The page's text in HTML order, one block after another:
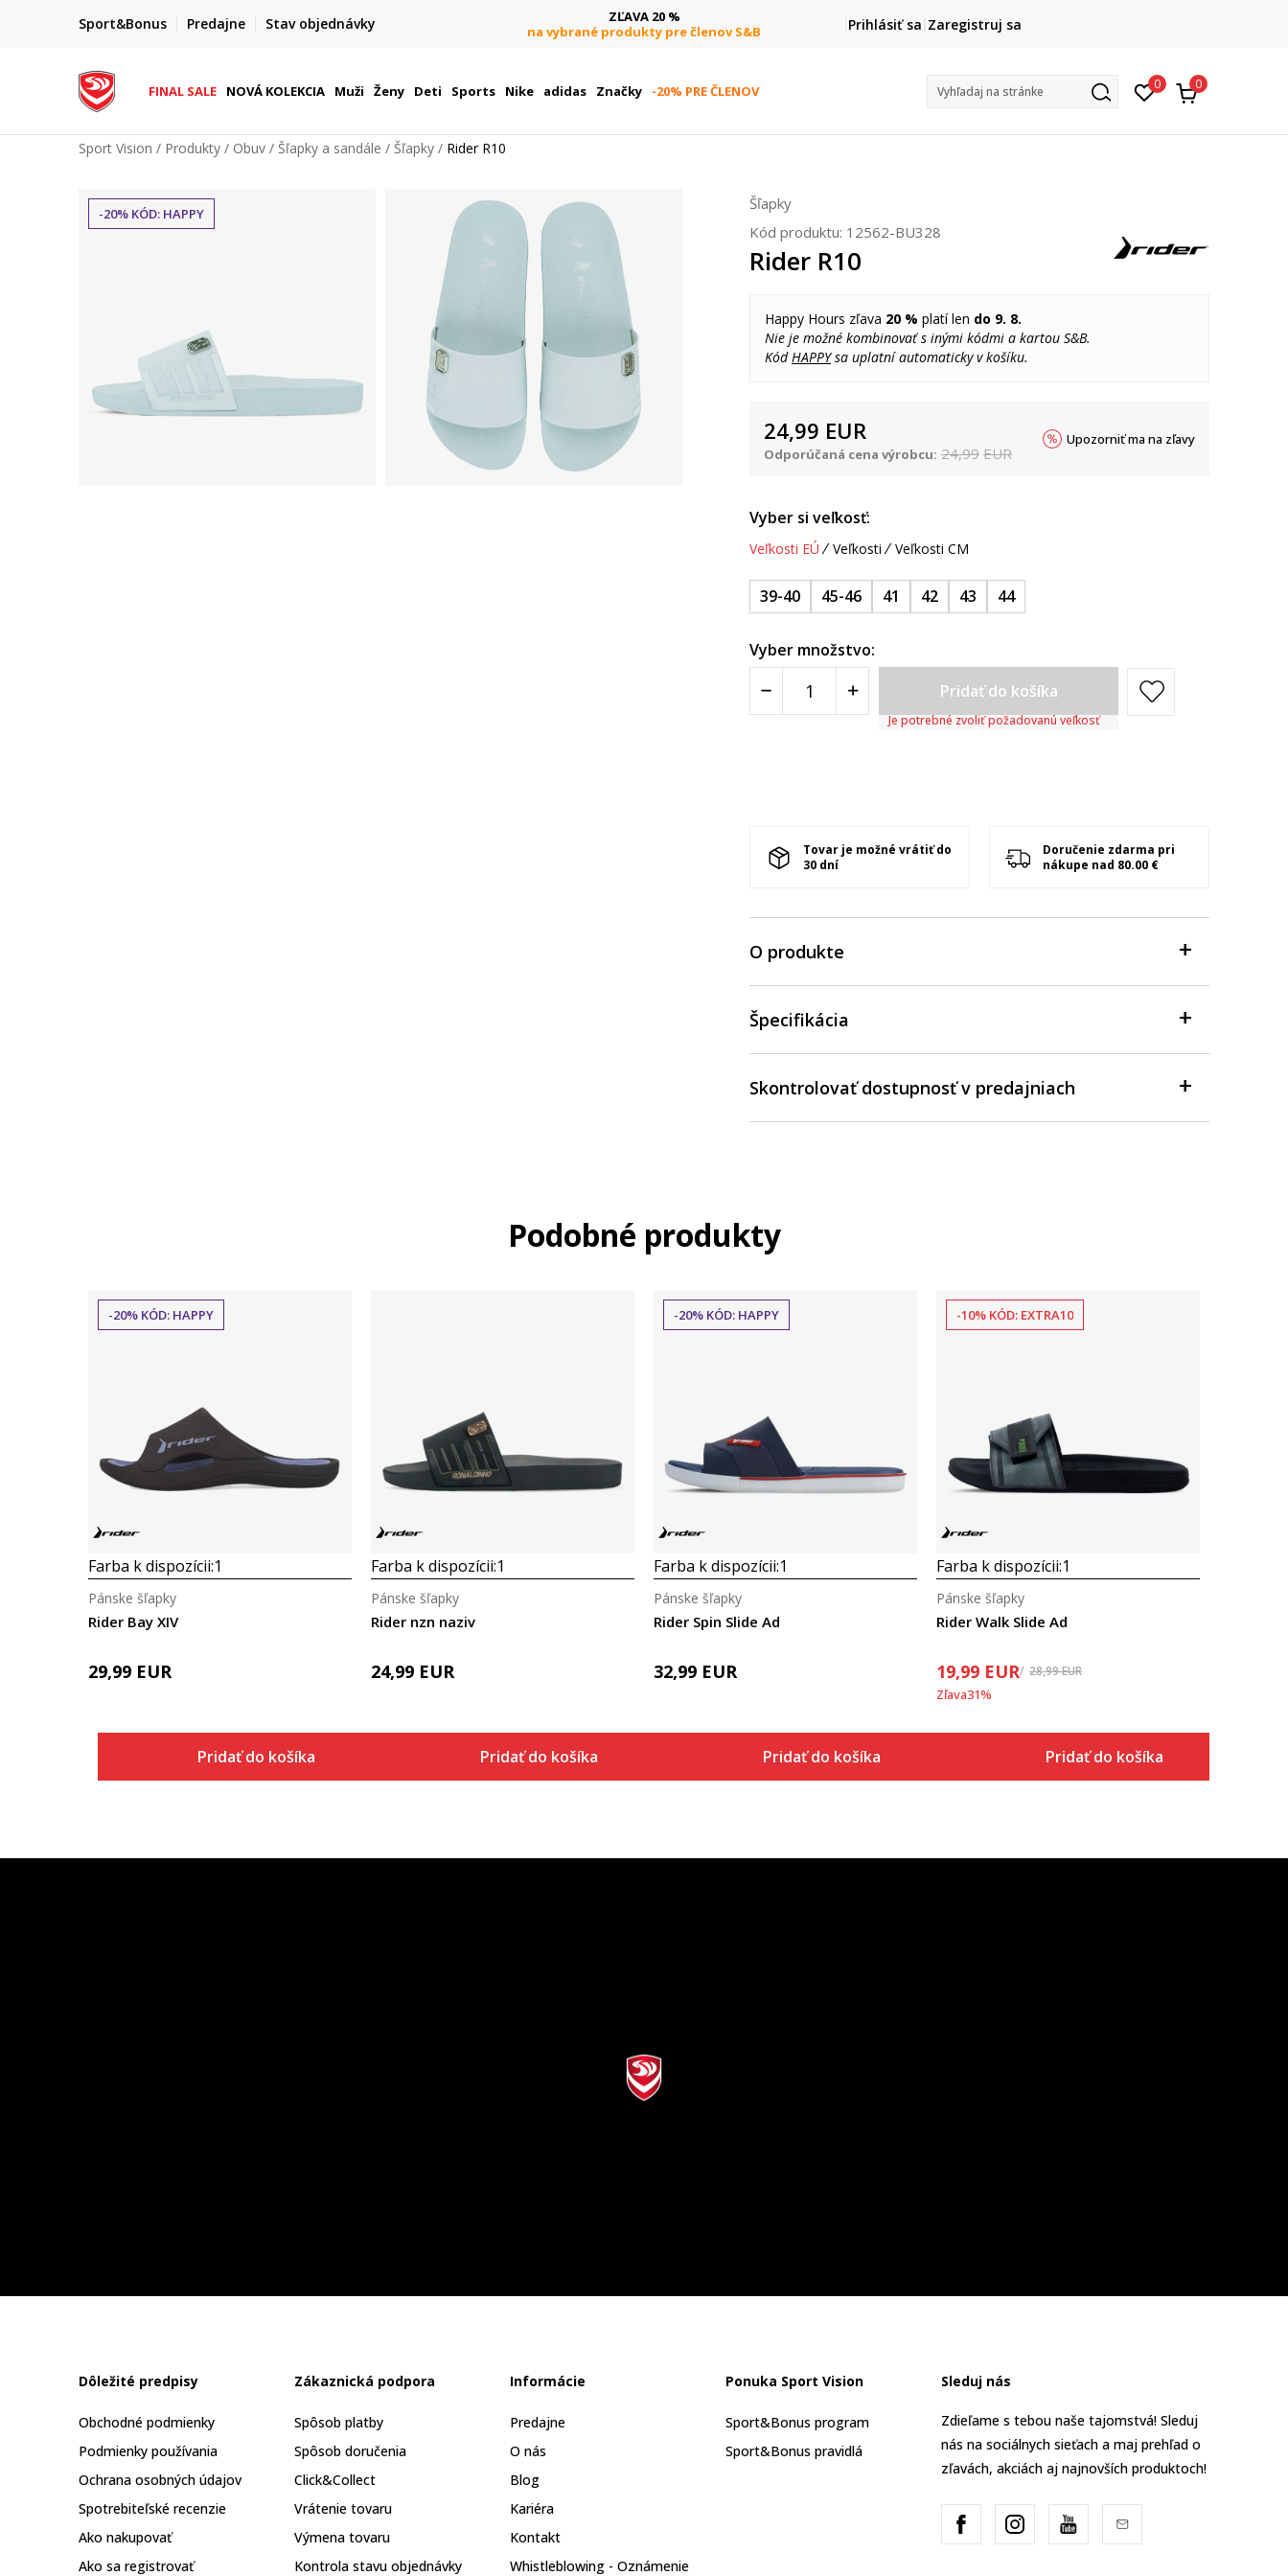
Sport&Bonus Predajne Stav objednávky
FINAL SALE AŽ -60 %
+ extra zľava 10 % len do 9. 8.
ZĽAVA 20 %
na vybrané produkty pre členov S&B
DOPRAVA ZADARMO
pri objednaní nad 80 € (neplatí pre Click&Collect)
Prihlásiť sa Zaregistruj sa
FINAL SALE NOVÁ KOLEKCIA Muži Ženy Deti Sports Nike adidas Značky -20% PRE ČLENOV Vyhľadaj na stránke 0 0
Sport Vision Produkty Obuv Šľapky a sandále Šľapky Rider R10
-20% KÓD: HAPPY
Šľapky
Kód produktu: 12562-BU328
Rider R10
Happy Hours zľava 20 % platí len do 9. 8.
Nie je možné kombinovať s inými kódmi a kartou S&B.
KódHAPPYsa uplatní automaticky v košíku.
24,99 EUR
Odporúčaná cena výrobcu: 24,99 EUR
Upozorniť ma na zľavy
Vyber si veľkosť:
Veľkosti EÚ Veľkosti Veľkosti CM
39-40 45-46 41 42 43 44
Vyber množstvo:
Pridať do košíka
Je potrebné zvoliť požadovanú veľkosť
Tovar je možné vrátiť do
30 dní
Doručenie zdarma pri
nákupe nad 80.00 €
O produkte
Špecifikácia
Skontrolovať dostupnosť v predajniach
Podobné produkty
-20% KÓD: HAPPY
Farba k dispozícii:1
Rider Bay XIV
Pánske šľapky
29,99 EUR
Pridať do košíka
Farba k dispozícii:1
Rider nzn naziv
Pánske šľapky
24,99 EUR
Pridať do košíka
-20% KÓD: HAPPY
Farba k dispozícii:1
Rider Spin Slide Ad
Pánske šľapky
32,99 EUR
Pridať do košíka
-10% KÓD: EXTRA10
Farba k dispozícii:1
Rider Walk Slide Ad
Pánske šľapky
19,99 EUR 28,99EUR
Zľava31%
Pridať do košíka
Dôležité predpisy
Obchodné podmienky
Podmienky používania
Ochrana osobných údajov
Spotrebiteľské recenzie
Ako nakupovať
Ako sa registrovať
Zákaznická podpora
Spôsob platby
Spôsob doručenia
Click&Collect
Vrátenie tovaru
Výmena tovaru
Kontrola stavu objednávky
Informácie
Predajne
O nás
Blog
Kariéra
Kontakt
Whistleblowing - Oznámenie
Ponuka Sport Vision
Sport&Bonus program
Sport&Bonus pravidlá
Sleduj nás
Zdieľame s tebou naše tajomstvá! Sleduj
nás na sociálnych sieťach a maj prehľad o
zľavách, akciách aj najnovších produktoch!